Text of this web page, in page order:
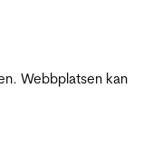
Webbplatsen kan